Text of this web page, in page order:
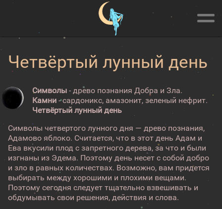
Четвёртый лунный день
Символы - древо познания Добра и Зла.
Камни - сардоникс, амазонит, зеленый нефрит.
Четвёртый лунный день
Символы четвертого лунного дня — древо познания,
Адамово яблоко. Считается, что в этот день Адам и
Ева вкусили плод с запретного дерева, за что и были
изгнаны из Эдема. Поэтому день несет с собой добро
и зло в равных количествах. Возможно, вам придется
выбирать между хорошими и плохими вещами.
Поэтому сегодня следует тщательно взвешивать и
обдумывать свои решения, действия и слова.